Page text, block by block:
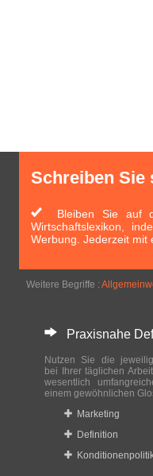
Schreiben Sie
Bleiben Sie auf
Wirtschaftslexikon,
Werbung. Jederzeit mit
Weitere Begriffe :
Praxisnahe
Nutzen Sie die
bei Ihrer täglichen
wesentlich
einem gewöhnlichen
Marketing
Definition